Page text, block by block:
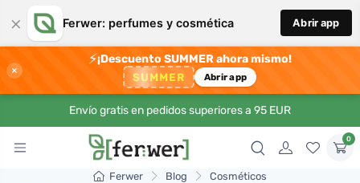
× Ferwer: perfumes y cosmética Abrir app
×
⚡¡Descuento SUMMER ahora mismo!
SUMMER Abrir app
Envío gratis en pedidos superiores a 95 EUR
0
Ferwer Blog Cosméticos